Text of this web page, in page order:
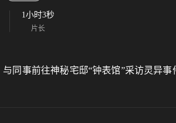
1小时3秒
片长
同事前往神秘宅邸“钟表馆”采访灵异